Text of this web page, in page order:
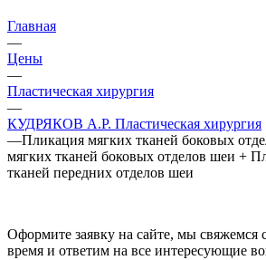
Главная
—
Цены
—
Пластическая хирургия
—
КУДРЯКОВ А.Р. Пластическая хирургия
—Пликация мягких тканей боковых
мягких тканей боковых отделов шеи +
тканей передних отделов шеи
Оформите заявку на сайте, мы свяжемся
время и ответим на все интересующие